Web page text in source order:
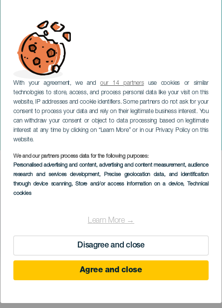
With your agreement, we andour 14 partnersuse cookies or similar
technologies to store, access, and process personal data like your visit on this
website, IP addresses and cookie identifiers. Some partners do not ask for your
consent to process your data and rely on their legitimate business interest. You
can withdraw your consent or object to data processing based on legitimate
interest at any time by clicking on “Learn More” or in our Privacy Policy on this
website.
We and our partners process data for the following purposes:
Personalised advertising and content, advertising and content measurement, audience
research and services development, Precise geolocation data, and identification
through device scanning, Store and/or access information on a device, Technical
cookies
Learn More →
Disagree and close
Agree and close
A nagy millenniumi rablás
GRAN CANARIA
Imagen
Listado